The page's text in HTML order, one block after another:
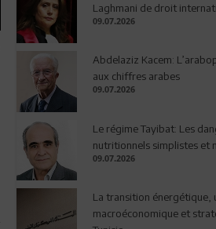
Laghmani de droit
09.07.2026
Abdelaziz Kacem:
aux chiffres arabes
09.07.2026
Le régime Tayibat: Les
nutritionnels simplistes et
09.07.2026
La transition énergétique,
macroéconomique et